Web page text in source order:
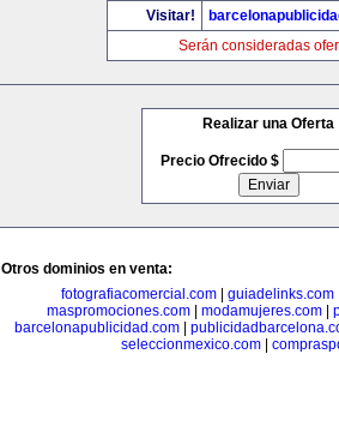
Visitar!
Serán consideradas
Realizar una Oferta
Precio Ofrecido $
Otros dominios en venta:
fotografiacomercial.com
guiadelinks.com
maspromociones.com
modamujeres.com
barcelonapublicidad.com|
seleccionmexico.com